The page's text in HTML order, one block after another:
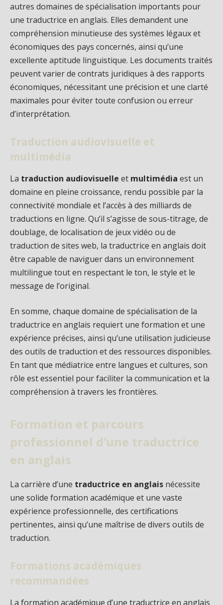
autres domaines de spécialisation importants pour
une traductrice en anglais. Elles demandent une
compréhension minutieuse des systèmes légaux et
économiques des pays concernés, ainsi qu’une
excellente aptitude linguistique. Les documents traités
peuvent varier de contrats juridiques à des rapports
économiques, nécessitant une précision et une clarté
maximales pour éviter toute confusion ou erreur
d’interprétation.
Traduction audiovisuelle et
multimédia
La traduction audiovisuelle et multimédia est un
domaine en pleine croissance, rendu possible par la
connectivité mondiale et l’accès à des milliards de
traductions en ligne. Qu’il s’agisse de sous-titrage, de
doublage, de localisation de jeux vidéo ou de
traduction de sites web, la traductrice en anglais doit
être capable de naviguer dans un environnement
multilingue tout en respectant le ton, le style et le
message de l’original.
En somme, chaque domaine de spécialisation de la
traductrice en anglais requiert une formation et une
expérience précises, ainsi qu’une utilisation judicieuse
des outils de traduction et des ressources disponibles.
En tant que médiatrice entre langues et cultures, son
rôle est essentiel pour faciliter la communication et la
compréhension à travers les frontières.
Formation et parcours
professionnel d’une traductrice
en anglais
La carrière d’une traductrice en anglais nécessite
une solide formation académique et une vaste
expérience professionnelle, des certifications
pertinentes, ainsi qu’une maîtrise de divers outils de
traduction.
Formations académiques
recommandées
La formation académique d’une traductrice en anglais